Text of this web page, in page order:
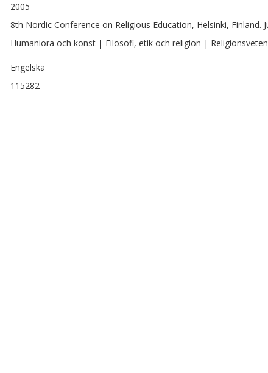
2005
8th Nordic Conference on Religious Education, Helsinki, Finland.
Humaniora och konst | Filosofi, etik och religion |
Engelska
115282